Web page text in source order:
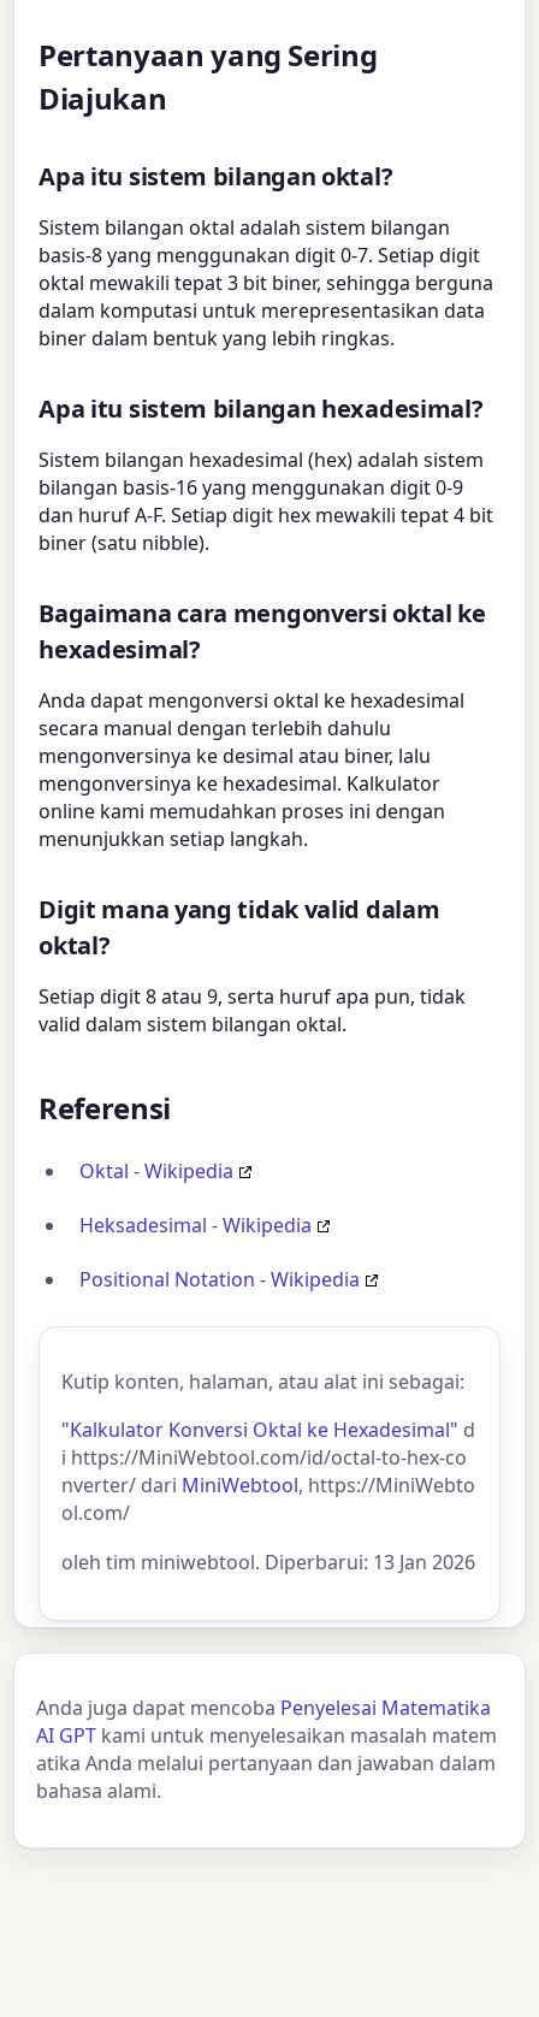
Pertanyaan yang Sering
Diajukan
Apa itu sistem bilangan oktal?
Sistem bilangan oktal adalah sistem bilangan
basis-8 yang menggunakan digit 0-7. Setiap digit
oktal mewakili tepat 3 bit biner, sehingga berguna
dalam komputasi untuk merepresentasikan data
biner dalam bentuk yang lebih ringkas.
Apa itu sistem bilangan hexadesimal?
Sistem bilangan hexadesimal (hex) adalah sistem
bilangan basis-16 yang menggunakan digit 0-9
dan huruf A-F. Setiap digit hex mewakili tepat 4 bit
biner (satu nibble).
Bagaimana cara mengonversi oktal ke
hexadesimal?
Anda dapat mengonversi oktal ke hexadesimal
secara manual dengan terlebih dahulu
mengonversinya ke desimal atau biner, lalu
mengonversinya ke hexadesimal. Kalkulator
online kami memudahkan proses ini dengan
menunjukkan setiap langkah.
Digit mana yang tidak valid dalam
oktal?
Setiap digit 8 atau 9, serta huruf apa pun, tidak
valid dalam sistem bilangan oktal.
Referensi
Oktal - Wikipedia
Heksadesimal - Wikipedia
Positional Notation - Wikipedia
Kutip konten, halaman, atau alat ini sebagai:
"Kalkulator Konversi Oktal ke Hexadesimal" d
i https://MiniWebtool.com/id/octal-to-hex-co
nverter/ dari MiniWebtool, https://MiniWebto
ol.com/
oleh tim miniwebtool. Diperbarui: 13 Jan 2026
Anda juga dapat mencoba Penyelesai Matematika
AI GPT kami untuk menyelesaikan masalah matem
atika Anda melalui pertanyaan dan jawaban dalam
bahasa alami.